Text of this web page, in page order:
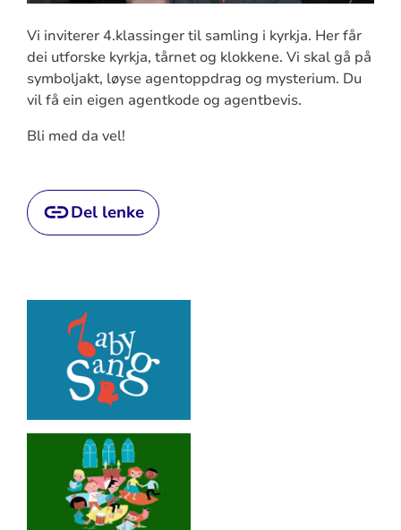
Vi inviterer 4.klassinger til samling i kyrkja. Her får
dei utforske kyrkja, tårnet og klokkene. Vi skal gå på
symboljakt, løyse agentoppdrag og mysterium. Du
vil få ein eigen agentkode og agentbevis.
Bli med da vel!
Del lenke
Artikkelsnarveger